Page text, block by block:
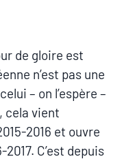
de gloire est
n’est pas une
– on l’espère –
cela vient
2016 et ouvre
C’est depuis